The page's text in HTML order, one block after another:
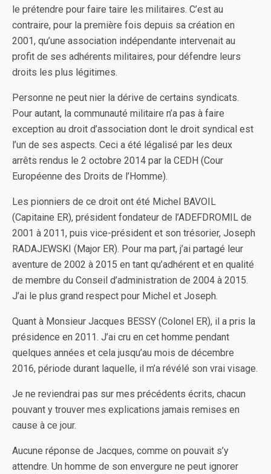
le prétendre pour faire taire les militaires. C’est au
contraire, pour la première fois depuis sa création en
2001, qu’une association indépendante intervenait au
profit de ses adhérents militaires, pour défendre leurs
droits les plus légitimes.
Personne ne peut nier la dérive de certains syndicats.
Pour autant, la communauté militaire n’a pas à faire
exception au droit d’association dont le droit syndical est
l’un de ses aspects. Ceci a été légalisé par les deux
arrêts rendus le 2 octobre 2014 par la CEDH (Cour
Européenne des Droits de l’Homme).
Les pionniers de ce droit ont été Michel BAVOIL
(Capitaine ER), président fondateur de l’ADEFDROMIL de
2001 à 2011, puis vice-président et son trésorier, Joseph
RADAJEWSKI (Major ER). Pour ma part, j’ai partagé leur
aventure de 2002 à 2015 en tant qu’adhérent et en qualité
de membre du Conseil d’administration de 2004 à 2015.
J’ai le plus grand respect pour Michel et Joseph.
Quant à Monsieur Jacques BESSY (Colonel ER), il a pris la
présidence en 2011. J’ai cru en cet homme pendant
quelques années et cela jusqu’au mois de décembre
2016, période durant laquelle, il m’a révélé son vrai visage.
Je ne reviendrai pas sur mes précédents écrits, chacun
pouvant y trouver mes explications jamais remises en
cause à ce jour.
Aucune réponse de Jacques, comme on pouvait s’y
attendre. Un homme de son envergure ne peut ignorer